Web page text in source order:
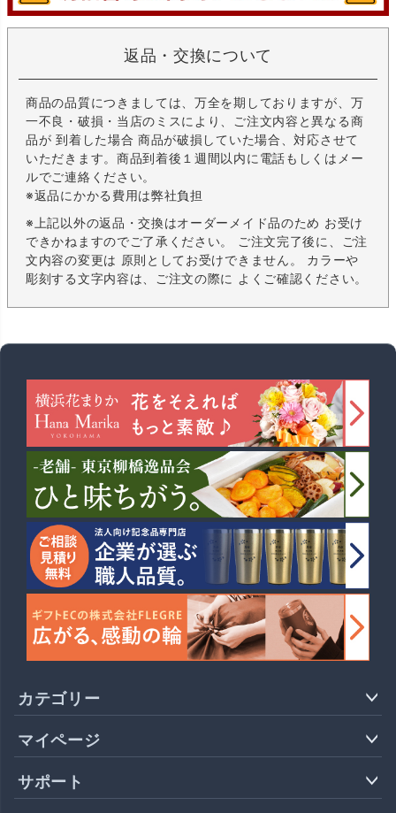
返品・交換について
商品の品質につきましては、万全を期しておりますが、万
一不良・破損・当店のミスにより、ご注文内容と異なる商
品が 到着した場合 商品が破損していた場合、対応させて
いただきます。商品到着後１週間以内に電話もしくはメー
ルでご連絡ください。
※返品にかかる費用は弊社負担
※上記以外の返品・交換はオーダーメイド品のため お受け
できかねますのでご了承ください。 ご注文完了後に、ご注
文内容の変更は 原則としてお受けできません。 カラーや
彫刻する文字内容は、ご注文の際に よくご確認ください。
カテゴリー
マイページ
サポート